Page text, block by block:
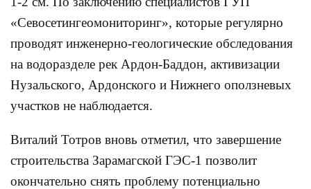
«Севосетингеомониторинг», которые регулярно
проводят инженерно-геологические обследования
на водоразделе рек Ардон-Баддон, активизации
Нузальского, Ардонского и Нижнего оползневых
участков не наблюдается.
Виталий Тотров вновь отметил, что завершение
строительства Зарамагской ГЭС-1 позволит
окончательно снять проблему потенциально